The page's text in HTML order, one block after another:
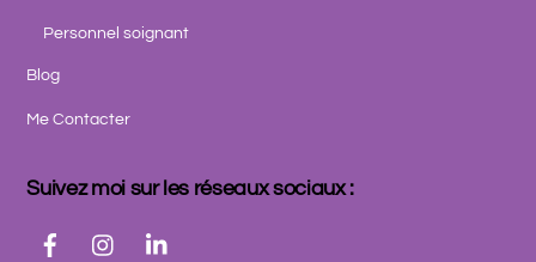
Personnel soignant
Blog
Me Contacter
Suivez moi sur les réseaux sociaux :